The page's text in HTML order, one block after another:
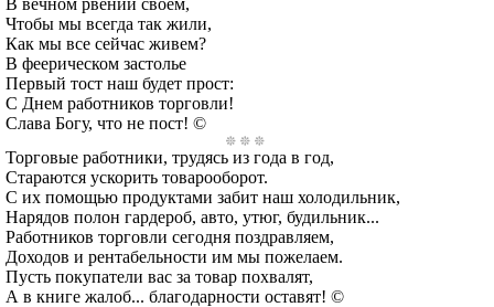
В вечном рвении своем,
Чтобы мы всегда так жили,
Как мы все сейчас живем?
В феерическом застолье
Первый тост наш будет прост:
С Днем работников торговли!
Слава Богу, что не пост! ©
Торговые работники, трудясь из года в год,
Стараются ускорить товарооборот.
С их помощью продуктами забит наш холодильник,
Нарядов полон гардероб, авто, утюг, будильник...
Работников торговли сегодня поздравляем,
Доходов и рентабельности им мы пожелаем.
Пусть покупатели вас за товар похвалят,
А в книге жалоб... благодарности оставят! ©